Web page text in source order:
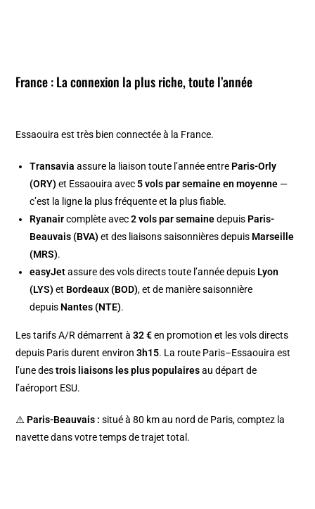
France : La connexion la plus riche, toute l’année
Essaouira est très bien connectée à la France.
Transavia assure la liaison toute l’année entre Paris-Orly
(ORY) et Essaouira avec 5 vols par semaine en moyenne —
c’est la ligne la plus fréquente et la plus fiable.
Ryanaircomplète avec2 vols par semainedepuis Paris-
Beauvais (BVA) et des liaisons saisonnières depuis Marseille
(MRS).
easyJetassure des vols directs toute l’année depuis Lyon
(LYS) et Bordeaux (BOD), et de manière saisonnière
depuis Nantes (NTE).
Les tarifs A/R démarrent à32 €en promotion et les vols directs
depuis Paris durent environ3h15. La route Paris–Essaouira est
l’une destrois liaisons les plus populairesau départ de
l’aéroport ESU.
⚠️ Paris-Beauvais : situé à 80 km au nord de Paris, comptez la
navette dans votre temps de trajet total.